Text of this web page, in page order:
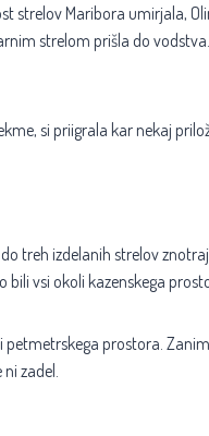
strelov Maribora umirjala,
strelom prišla do
si priigrala kar nekaj
treh izdelanih strelov
bili vsi okoli kazenskega
prostora.
zadel.